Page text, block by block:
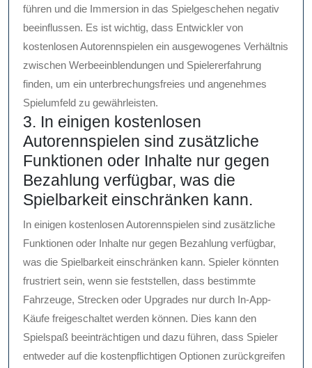
führen und die Immersion in das Spielgeschehen negativ
beeinflussen. Es ist wichtig, dass Entwickler von
kostenlosen Autorennspielen ein ausgewogenes Verhältnis
zwischen Werbeeinblendungen und Spielererfahrung
finden, um ein unterbrechungsfreies und angenehmes
Spielumfeld zu gewährleisten.
3. In einigen kostenlosen
Autorennspielen sind zusätzliche
Funktionen oder Inhalte nur gegen
Bezahlung verfügbar, was die
Spielbarkeit einschränken kann.
In einigen kostenlosen Autorennspielen sind zusätzliche
Funktionen oder Inhalte nur gegen Bezahlung verfügbar,
was die Spielbarkeit einschränken kann. Spieler könnten
frustriert sein, wenn sie feststellen, dass bestimmte
Fahrzeuge, Strecken oder Upgrades nur durch In-App-
Käufe freigeschaltet werden können. Dies kann den
Spielspaß beeinträchtigen und dazu führen, dass Spieler
entweder auf die kostenpflichtigen Optionen zurückgreifen